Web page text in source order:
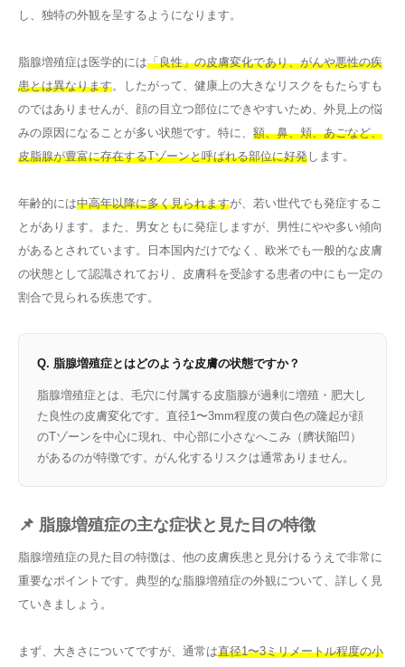
し、独特の外観を呈するようになります。
脂腺増殖症は医学的には「良性」の皮膚変化であり、がんや悪性の疾
患とは異なります。したがって、健康上の大きなリスクをもたらすも
のではありませんが、顔の目立つ部位にできやすいため、外見上の悩
みの原因になることが多い状態です。特に、 額、鼻、頬、あごなど、
皮脂腺が豊富に存在するTゾーンと呼ばれる部位に好発 します。
年齢的には中高年以降に多く見られますが、若い世代でも発症するこ
とがあります。また、男女ともに発症しますが、男性にやや多い傾向
があるとされています。日本国内だけでなく、欧米でも一般的な皮膚
の状態として認識されており、皮膚科を受診する患者の中にも一定の
割合で見られる疾患です。
Q. 脂腺増殖症とはどのような皮膚の状態ですか？
脂腺増殖症とは、毛穴に付属する皮脂腺が過剰に増殖・肥大し
た良性の皮膚変化です。直径1〜3mm程度の黄白色の隆起が顔
のTゾーンを中心に現れ、中心部に小さなへこみ（臍状陥凹）
があるのが特徴です。がん化するリスクは通常ありません。
📌 脂腺増殖症の主な症状と見た目の特徴
脂腺増殖症の見た目の特徴は、他の皮膚疾患と見分けるうえで非常に
重要なポイントです。典型的な脂腺増殖症の外観について、詳しく見
ていきましょう。
まず、大きさについてですが、通常は直径1〜3ミリメートル程度の小